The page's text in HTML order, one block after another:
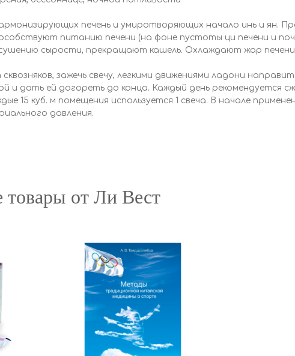
печень и умиротворяющих начало инь и ян.
питанию печени (на фоне пустоты ци печени и
сырости, прекращают кашель. Охлаждают жар печени
зажечь свечу, легкими движениями ладони
и дать ей догореть до конца. Каждый день рекомендуется
15 куб. м помещения используется 1 свеча. В начале
давления.
товары от Ли Вест